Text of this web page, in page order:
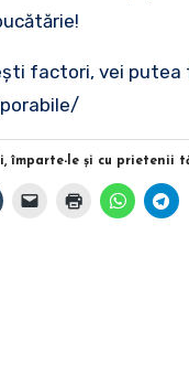
factori, vei
împarte-le şi cu prietenii